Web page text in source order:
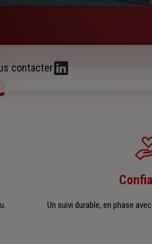
contacter
Un suivi durable, en phase